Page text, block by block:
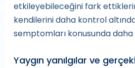
etkileyebileceğini fark
kendilerini daha kontrol
semptomları konusunda
Yaygın yanılgılar ve